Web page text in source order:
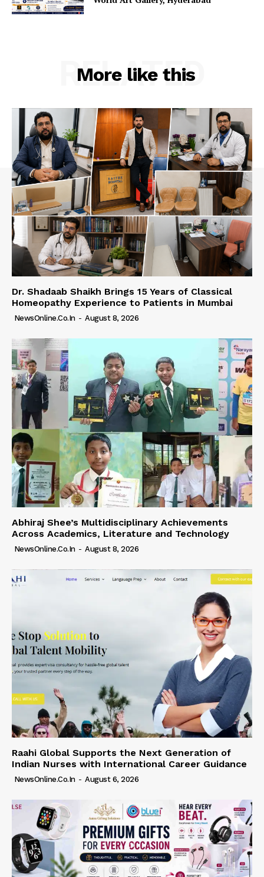
More like this
RELATED
Dr. Shadaab Shaikh Brings 15 Years of Classical
Homeopathy Experience to Patients in Mumbai
NewsOnline.co.in - August 8, 2026
Abhiraj Shee’s Multidisciplinary Achievements
Across Academics, Literature and Technology
NewsOnline.co.in - August 8, 2026
Raahi Global Supports the Next Generation of
Indian Nurses with International Career Guidance
NewsOnline.co.in - August 6, 2026